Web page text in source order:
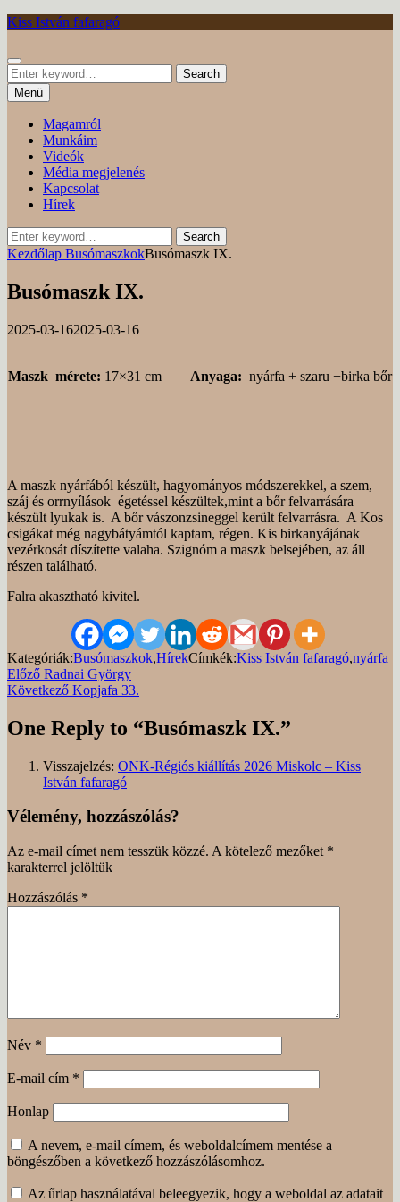
Tovább
Kiss István fafaragó
Keresés
Search
for:
Search
Menü
Magamról
Munkáim
Videók
Média megjelenés
Kapcsolat
Hírek
Search
for:
Search
Kezdőlap BusómaszkokBusómaszk IX.
Busómaszk IX.
Posted
2025-03-162025-03-16by
Maszk mérete: 17×31 cm Anyaga: nyárfa + szaru +birka bőr
A maszk nyárfából készült, hagyományos módszerekkel, a szem,
száj és orrnyílások égetéssel készültek,mint a bőr felvarrására
készült lyukak is. A bőr vászonzsineggel került felvarrásra. A Kos
csigákat még nagybátyámtól kaptam, régen. Kis birkanyájának
vezérkosát díszítette valaha. Szignóm a maszk belsejében, az áll
részen található.
Falra akasztható kivitel.
Kategóriák:Busómaszkok,HírekCímkék:Kiss István fafaragó,nyárfa
Bejegyzés
navigáció
Előző Előző
bejegyzés
Radnai György
Következő Következő
Kopjafa 33.
One Reply to “Busómaszk IX.”
Visszajelzés: ONK-Régiós kiállítás 2026 Miskolc – Kiss
István fafaragó
Vélemény, hozzászólás?
Az e-mail címet nem tesszük közzé. A kötelező mezőket *
karakterrel jelöltük
Hozzászólás *
Név *
E-mail cím *
Honlap
A nevem, e-mail címem, és weboldalcímem mentése a
böngészőben a következő hozzászólásomhoz.
Az űrlap használatával beleegyezik, hogy a weboldal az adatait